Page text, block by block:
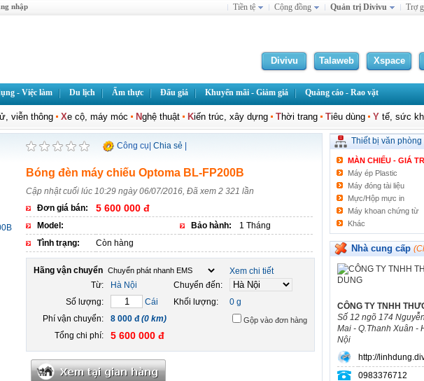
nhập Tiền tệ Cộng đồng Quản trị Divivu Trợ
Divivu Talaweb Xspace
- Việc làm Du lịch Ẩm thực Đấu giá Khuyến mãi - Giảm giá Quảng cáo - Rao vặt
viễn thông Xe cộ, máy móc Nghệ thuật Kiến trúc, xây dựng Thời trang Tiêu dùng Y tế, sức
Chia sẻ
Công cụ
Bóng đèn máy chiếu Optoma BL-FP200B
Cập nhật cuối lúc 10:29 ngày 06/07/2016, Đã xem 2 321 lần
Đơn giá bán:
5 600 000 đ
Model: Bảo hành:
1 Tháng
Tình trạng:
Còn hàng
Hãng vận chuyển
Xem chi tiết
Từ:
Hà Nội
Chuyển đến:
Số lượng:
Cái Khối lượng:
0 g
Phí vận chuyển:
8 000 đ(0 km) Gộp vào đơn hàng
Tổng chi phí: 5 600 000 đ
Thiết bị văn phòng
Phụ kiện khác
Linh/Phụ kiện máy in
Phụ kiện máy
Linh phụ kiện máy fax
Máy in thẻ nhựa
Giấy in
Thiết bị chấm công
Phụ kiện máy in thẻ
MÀN CHIẾU - GIÁ
Máy ép Plastic
Máy đóng tài liệu
Mực/Hộp mực in
Máy khoan chứng từ
Khác
Nhà cung cấp
CÔNG TY TNHH
Số 12 ngõ 174
Mai - Q.Thanh Xuân -
Nội
http://
0983376712